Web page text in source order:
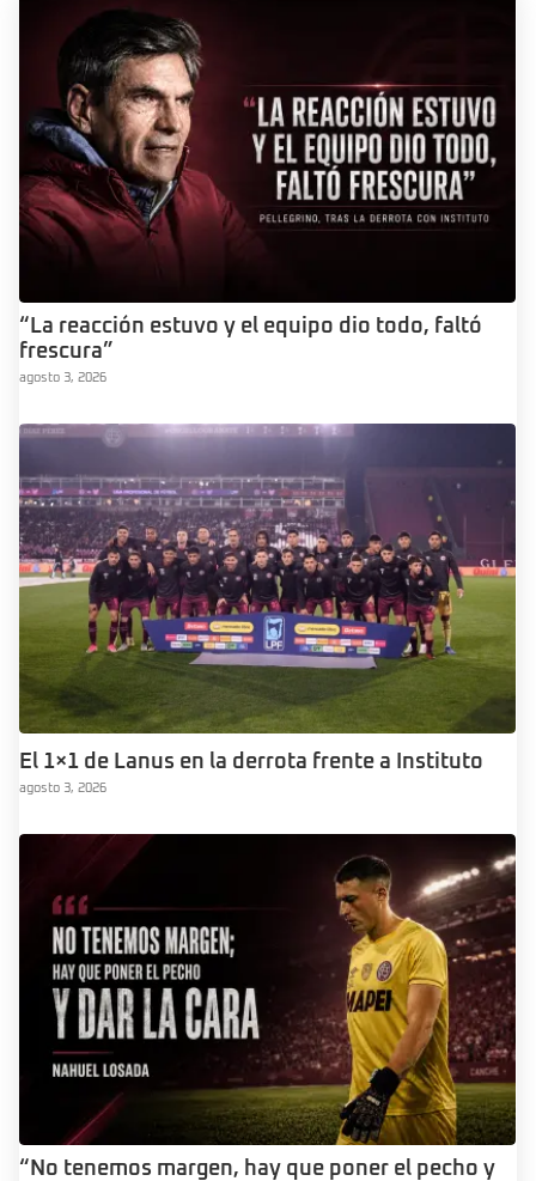
“La reacción estuvo y el equipo dio todo, faltó
frescura”
agosto 3, 2026
El 1×1 de Lanus en la derrota frente a Instituto
agosto 3, 2026
“No tenemos margen, hay que poner el pecho y